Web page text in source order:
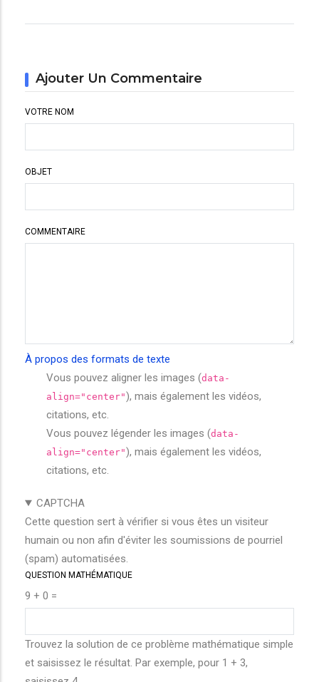
Ajouter Un Commentaire
VOTRE NOM
OBJET
COMMENTAIRE
À propos des formats de texte
Vous pouvez aligner les images (data-
align="center"), mais également les vidéos,
citations, etc.
Vous pouvez légender les images (data-
align="center"), mais également les vidéos,
citations, etc.
CAPTCHA
Cette question sert à vérifier si vous êtes un visiteur
humain ou non afin d'éviter les soumissions de pourriel
(spam) automatisées.
QUESTION MATHÉMATIQUE
9 + 0 =
Trouvez la solution de ce problème mathématique simple
et saisissez le résultat. Par exemple, pour 1 + 3,